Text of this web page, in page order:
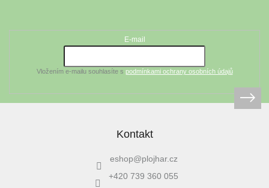
E-mail
Vložením e-mailu souhlasíte s podmínkami ochrany osobních údajů
Kontakt
eshop@plojhar.cz
+420 739 360 055